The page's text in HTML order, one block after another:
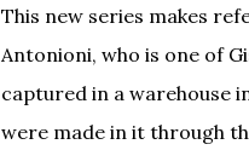
This new series makes
Antonioni, who is one of
captured in a warehouse
were made in it through